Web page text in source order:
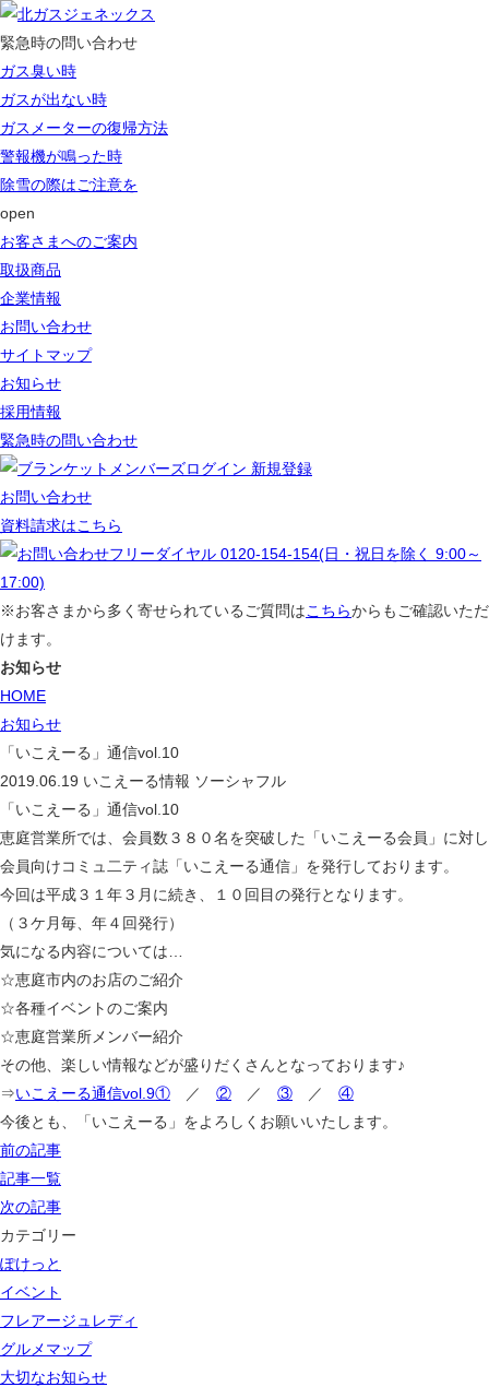
緊急時の問い合わせ
ガス臭い時
ガスが出ない時
ガスメーターの復帰方法
警報機が鳴った時
除雪の際はご注意を
open
お客さまへのご案内
取扱商品
企業情報
お問い合わせ
サイトマップ
お知らせ
採用情報
緊急時の問い合わせ
ログイン 新規登録
お問い合わせ
資料請求はこちら
※お客さまから多く寄せられているご質問はこちらからもご確認いただ
けます。
お知らせ
HOME
お知らせ
「いこえーる」通信vol.10
2019.06.19 いこえーる情報 ソーシャフル
「いこえーる」通信vol.10
恵庭営業所では、会員数３８０名を突破した「いこえーる会員」に対し
会員向けコミュ二ティ誌「いこえーる通信」を発行しております。
今回は平成３１年３月に続き、１０回目の発行となります。
（３ケ月毎、年４回発行）
気になる内容については…
☆恵庭市内のお店のご紹介
☆各種イベントのご案内
☆恵庭営業所メンバー紹介
その他、楽しい情報などが盛りだくさんとなっております♪
⇒いこえーる通信vol.9① ／ ② ／ ③ ／ ④
今後とも、「いこえーる」をよろしくお願いいたします。
前の記事
記事一覧
次の記事
カテゴリー
ぽけっと
イベント
フレアージュレディ
グルメマップ
大切なお知らせ